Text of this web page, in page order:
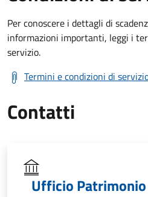
Per conoscere i dettagli di
informazioni importanti, leggi i
servizio.
Termini e condizioni di
Contatti
Ufficio Patrimonio